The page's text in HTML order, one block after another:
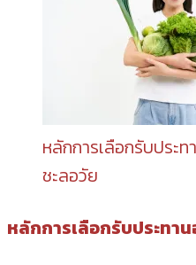
หลักการเลือกรับประท
ชะลอวัย
หลักการเลือกรับประทา